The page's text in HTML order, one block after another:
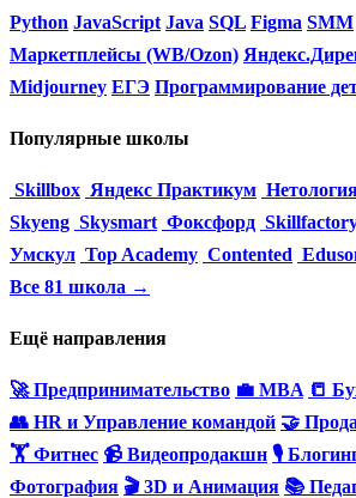
Python JavaScript Java SQL Figma SMM
Маркетплейсы (WB/Ozon)
Midjourney ЕГЭ Программирование
Популярные школы
Skillbox Яндекс Практикум
Skyeng Skysmart Фоксфорд
Умскул Top Academy Contented
Все 81 школа →
Ещё направления
🚀 Предпринимательство 💼 MBA 📒
👥 HR и Управление командой 🤝
🏋️ Фитнес 📹 Видеопродакшн 🎙
Фотография 🎬 3D и Анимация 📚